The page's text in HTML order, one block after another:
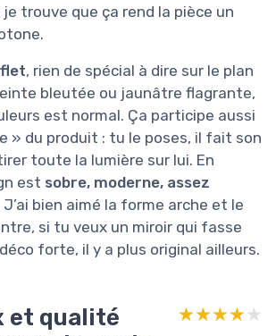
trouve que ça rend la pièce un
, rien de spécial à dire sur le plan
bleutée ou jaunâtre flagrante,
est normal. Ça participe aussi
» du produit : tu le poses, il fait son
toute la lumière sur lui. En
est sobre, moderne, assez
J’ai bien aimé la forme arche et le
si tu veux un miroir qui fasse
forte, il y a plus original ailleurs.
et qualité
★★★★★
★★★★★